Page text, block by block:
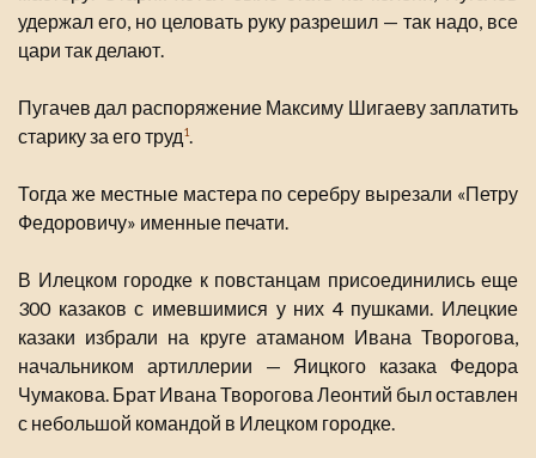
удержал его, но целовать руку разрешил — так надо, все
цари так делают.
Пугачев дал распоряжение Максиму Шигаеву заплатить
старику за его труд1.
Тогда же местные мастера по серебру вырезали «Петру
Федоровичу» именные печати.
В Илецком городке к повстанцам присоединились еще
300 казаков с имевшимися у них 4 пушками. Илецкие
казаки избрали на круге атаманом Ивана Творогова,
начальником артиллерии — Яицкого казака Федора
Чумакова. Брат Ивана Творогова Леонтий был оставлен
с небольшой командой в Илецком городке.